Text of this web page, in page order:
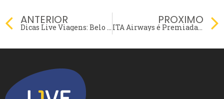
Prev
ANTERIOR PROXIMO